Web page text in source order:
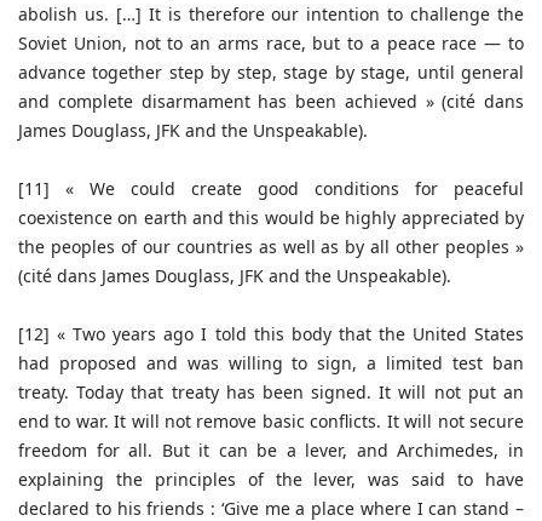
abolish us. […] It is therefore our intention to challenge the
Soviet Union, not to an arms race, but to a peace race — to
advance together step by step, stage by stage, until general
and complete disarmament has been achieved » (cité dans
James Douglass, JFK and the Unspeakable).
[11] « We could create good conditions for peaceful
coexistence on earth and this would be highly appreciated by
the peoples of our countries as well as by all other peoples »
(cité dans James Douglass, JFK and the Unspeakable).
[12] « Two years ago I told this body that the United States
had proposed and was willing to sign, a limited test ban
treaty. Today that treaty has been signed. It will not put an
end to war. It will not remove basic conflicts. It will not secure
freedom for all. But it can be a lever, and Archimedes, in
explaining the principles of the lever, was said to have
declared to his friends : ‘Give me a place where I can stand –